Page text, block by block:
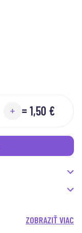
+ = 1,50 €
ZOBRAZIŤ VIAC